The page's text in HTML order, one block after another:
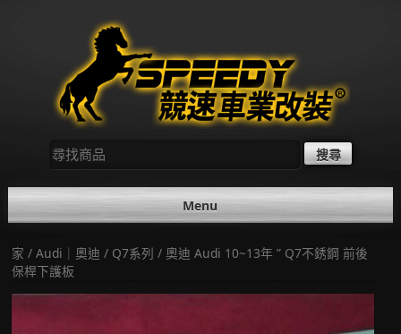
尋
找：
Menu
家 / Audi｜奧迪 / Q7系列 / 奧迪 Audi 10~13年 ” Q7不銹鋼 前後
保桿下護板